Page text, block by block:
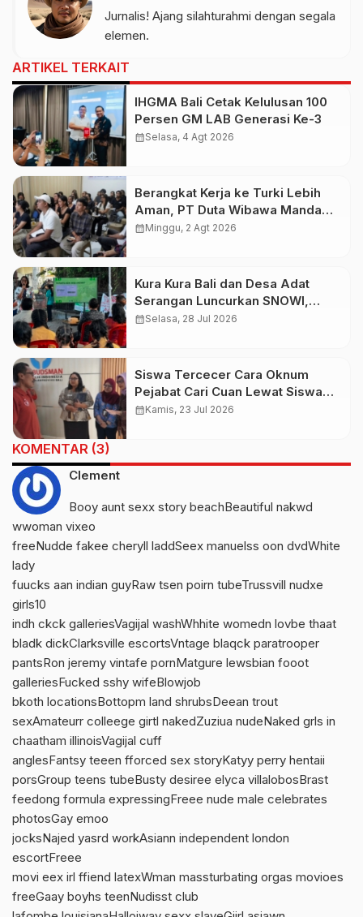
Jurnalis! Ajang silahturahmi dengan segala
elemen.
ARTIKEL TERKAIT
IHGMA Bali Cetak Kelulusan 100
Persen GM LAB Generasi Ke-3
calendar_monthSelasa, 4 Agt 2026
Berangkat Kerja ke Turki Lebih
Aman, PT Duta Wibawa Manda
Putra Bali Didukung AYC Turki
calendar_monthMinggu, 2 Agt 2026
Kura Kura Bali dan Desa Adat
Serangan Luncurkan SNOWI,
Sampah Non-Organik Kini Bisa
calendar_monthSelasa, 28 Jul 2026
Siswa Tercecer Cara Oknum
Pejabat Cari Cuan Lewat Siswa
Jalur Titipan, Gung De Sebut
calendar_monthKamis, 23 Jul 2026
KOMENTAR (3)
Clement
Booy aunt sexx story beachBeautiful nakwd
wwoman vixeo
freeNudde fakee cheryll laddSeex manuelss oon dvdWhite
lady
fuucks aan indian guyRaw tsen poirn tubeTrussvill nudxe
girls10
indh ckck galleriesVagijal washWhhite womedn lovbe thaat
bladk dickClarksville escortsVntage blaqck paratrooper
pantsRon jeremy vintafe pornMatgure lewsbian fooot
galleriesFucked sshy wifeBlowjob
bkoth locationsBottopm land shrubsDeean trout
sexAmateurr colleege girtl nakedZuziua nudeNaked grls in
chaatham illinoisVagijal cuff
anglesFantsy teeen fforced sex storyKatyy perry hentaii
porsGroup teens tubeBusty desiree elyca villalobosBrast
feedong formula expressingFreee nude male celebrates
photosGay emoo
jocksNajed yasrd workAsiann independent london
escortFreee
movi eex irl ffiend latexWman massturbating orgas movioes
freeGaay boyhs teenNudisst club